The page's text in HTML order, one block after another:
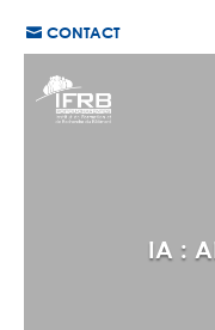
CONTACT
IA :